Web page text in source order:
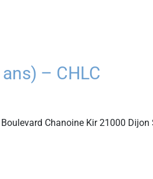
– CHLC
Chanoine Kir 21000